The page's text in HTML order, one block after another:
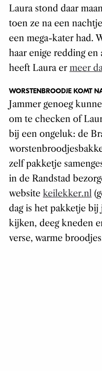
Laura stond daar
toen ze na een
een mega-kater had.
haar enige redding
heeft Laura ermeer
WORSTENBROODJE KOMT
Jammer genoeg
om te checken of
bij een ongeluk: de
zelf pakketje
in de Randstad
website keilekker.nl
dag is het pakketje
kijken, deeg kneden
verse, warme